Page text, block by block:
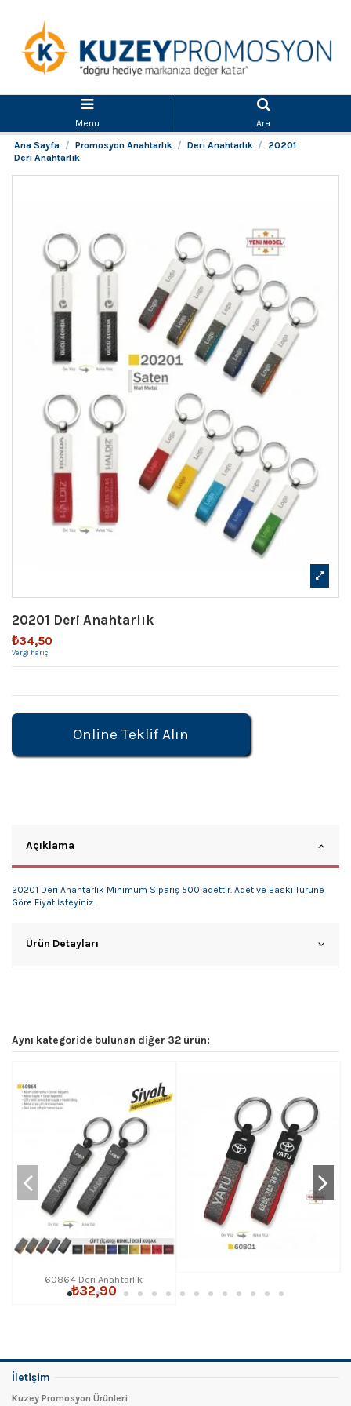
Menu
Ara
Ana Sayfa
Promosyon Anahtarlık Deri Anahtarlık
20201
Deri Anahtarlık
20201 Deri Anahtarlık
₺34,50
Vergi hariç
Online Teklif Alın
Açıklama
20201 Deri Anahtarlık Minimum Sipariş 500 adettir. Adet ve Baskı Türüne
Göre Fiyat İsteyiniz.
Ürün Detayları
Aynı kategoride bulunan diğer 32 ürün:
60864 Deri Anahtarlık
₺32,90
İletişim
Kuzey Promosyon Ürünleri